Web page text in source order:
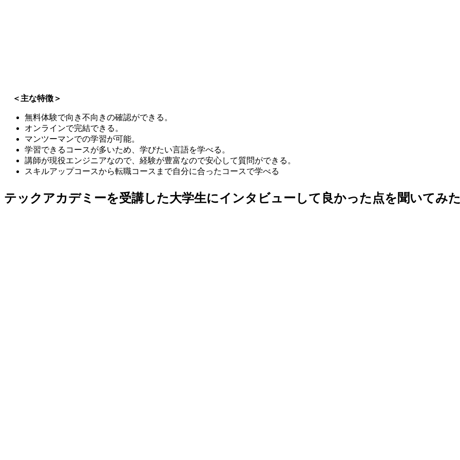
＜主な特徴＞
無料体験で向き不向きの確認ができる。
オンラインで完結できる。
マンツーマンでの学習が可能。
学習できるコースが多いため、学びたい言語を学べる。
講師が現役エンジニアなので、経験が豊富なので安心して質問ができる。
スキルアップコースから転職コースまで自分に合ったコースで学べる
テックアカデミーを受講した大学生にインタビューして良かった点を聞いてみ